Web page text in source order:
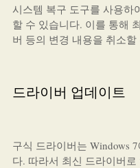
시스템 복구 도구를 사용하
할 수 있습니다. 이를 통해
버 등의 변경 내용을 취소할
드라이버 업데이트
구식 드라이버는 Windows
다. 따라서 최신 드라이버